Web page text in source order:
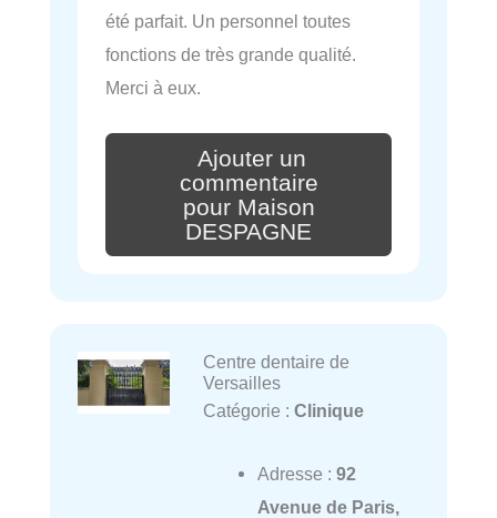
été parfait. Un personnel toutes
fonctions de très grande qualité.
Merci à eux.
Ajouter un
commentaire
pour Maison
DESPAGNE
Centre dentaire de
Versailles
Catégorie : Clinique
Adresse : 92
Avenue de Paris,